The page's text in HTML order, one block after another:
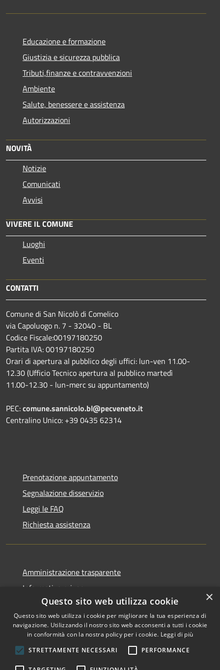
Educazione e formazione
Giustizia e sicurezza pubblica
Tributi,finanze e contravvenzioni
Ambiente
Salute, benessere e assistenza
Autorizzazioni
NOVITÀ
Notizie
Comunicati
Avvisi
VIVERE IL COMUNE
Luoghi
Eventi
CONTATTI
Comune di San Nicolò di Comelico
via Capoluogo n. 7 - 32040 - BL
Codice Fiscale:00197180250
Partita IVA: 00197180250
Orari di apertura al pubblico degli uffici: lun-ven 11.00-
12.30 (Ufficio Tecnico apertura al pubblico martedì
11.00-12.30 - lun-merc su appuntamento)
PEC:comune.sannicolo.bl@pecveneto.it
Centralino Unico: +39 0435 62314
Prenotazione appuntamento
Segnalazione disservizio
Leggi le FAQ
Richiesta assistenza
Amministrazione trasparente
Informativa privacy
Note legali
Dichiarazione di accessibilità
×
Questo sito web utilizza cookie
Questo sito web utilizza i cookie per migliorare la tua esperienza di
navigazione. Utilizzando il nostro sito web acconsenti a tutti i cookie
in conformità con la nostra policy per i cookie. Leggi di più
STRETTAMENTE NECESSARI
PERFORMANCE